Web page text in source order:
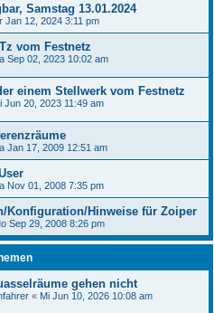
Samstag 13.01.2024
Jan 12, 2024 3:11 pm
vom Festnetz
Sep 02, 2023 10:02 am
einem Stellwerk vom Festnetz
Jun 20, 2023 11:49 am
Jan 17, 2009 12:51 am
Nov 01, 2008 7:35 pm
Konfiguration/Hinweise für Zoiper
Sep 29, 2008 8:26 pm
gehen nicht
« Mi Jun 10, 2026 10:08 am